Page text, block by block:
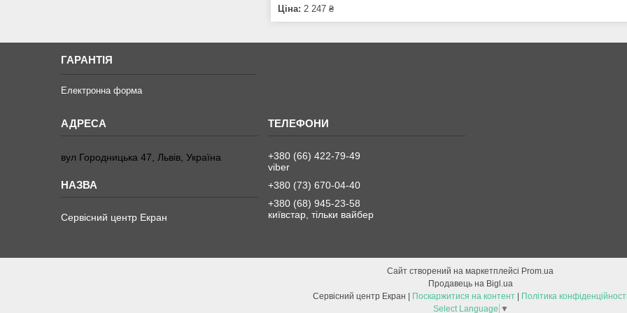
Ціна: 2 247 ₴
ГАРАНТІЯ
Електронна форма
вул Городницька 47, Львів, Україна
Сервісний центр Екран
+380 (66) 422-79-49
viber
+380 (73) 670-04-40
+380 (68) 945-23-58
київстар, тільки вайбер
Сайт створений на маркетплейсі Prom.ua
Продавець на Bigl.ua
Сервісний центр Екран | Поскаржитися на контент | Політика
Select Language ▼